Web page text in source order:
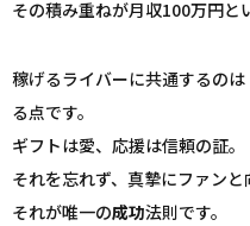
その積み重ねが月収100万円と
稼げるライバーに共通するの
る点です。
ギフトは愛、応援は信頼の証。
それを忘れず、真摯にファンと
それが唯一の成功法則です。